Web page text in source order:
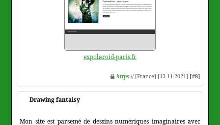
expolaroid-paris.fr
https:// [France] [13-11-2021] [#8]
Drawing fantaisy
Mon site est parsemé de dessins numériques imaginaires avec